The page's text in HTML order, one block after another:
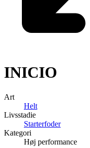
INICIO
Art
Helt
Livsstadie
Starterfoder
Kategori
Høj performance